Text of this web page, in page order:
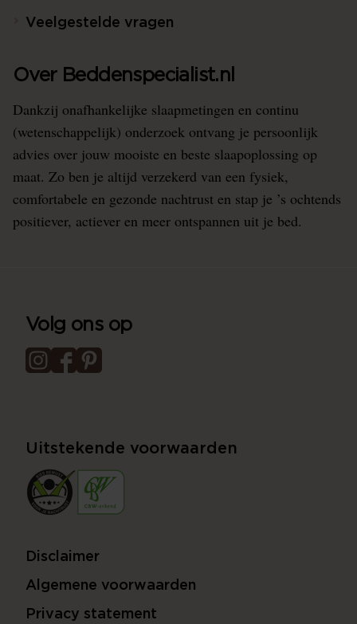
Veelgestelde vragen
Over Beddenspecialist.nl
Dankzij onafhankelijke slaapmetingen en continu
(wetenschappelijk) onderzoek ontvang je persoonlijk
advies over jouw mooiste en beste slaapoplossing op
maat. Zo ben je altijd verzekerd van een fysiek,
comfortabele en gezonde nachtrust en stap je ’s ochtends
positiever, actiever en meer ontspannen uit je bed.
Volg ons op
Uitstekende voorwaarden
Disclaimer
Algemene voorwaarden
Privacy statement